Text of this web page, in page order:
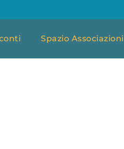
Spazio Associazioni